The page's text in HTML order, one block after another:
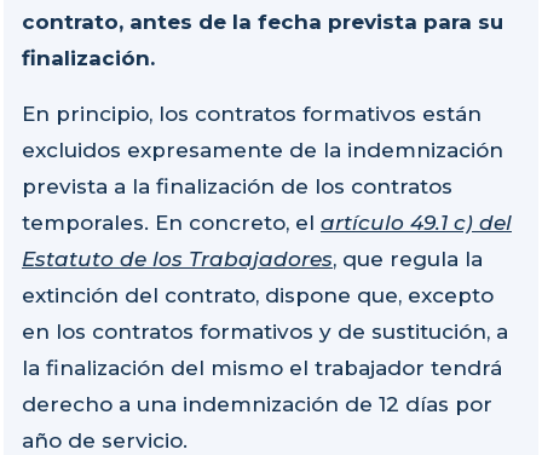
contrato, antes de la fecha prevista para su
finalización.
En principio, los contratos formativos están
excluidos expresamente de la indemnización
prevista a la finalización de los contratos
temporales. En concreto, el artículo 49.1 c) del
Estatuto de los Trabajadores, que regula la
extinción del contrato, dispone que, excepto
en los contratos formativos y de sustitución, a
la finalización del mismo el trabajador tendrá
derecho a una indemnización de 12 días por
año de servicio.